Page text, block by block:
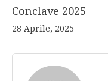
Conclave 2025
28 Aprile, 2025